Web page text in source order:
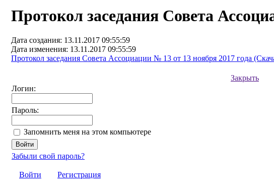
Протокол заседания Совета
Дата создания: 13.11.2017 09:55:59
Дата изменения: 13.11.2017 09:55:59
Протокол заседания Совета Ассоциации № 13 от 13 ноября 2017 года
Закрыть
Логин:
Пароль:
Запомнить меня на этом компьютере
Забыли свой пароль?
Войти Регистрация